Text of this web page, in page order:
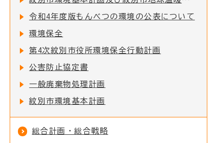
令和4年度版もんべつの環境の公表について
環境保全
第4次紋別市役所環境保全行動計画
公害防止協定書
一般廃棄物処理計画
紋別市環境基本計画
総合計画・総合戦略